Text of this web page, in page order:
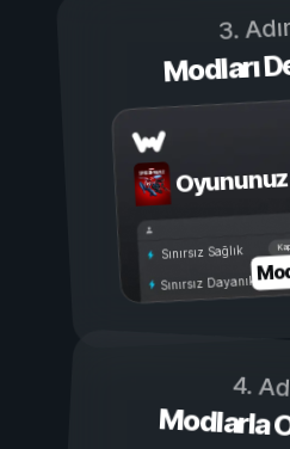
3.
Modları
Oyununuz
Sınırsız Sağlık
Sınırsız Dayanıklılık
4.
Modlarla